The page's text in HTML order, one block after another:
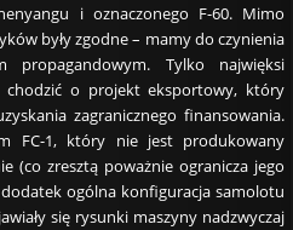
i oznaczonego F-60. Mimo
były zgodne – mamy do czynienia
propagandowym. Tylko najwięksi
chodzić o projekt eksportowy, który
zagranicznego finansowania.
FC-1, który nie jest produkowany
(co zresztą poważnie ogranicza jego
ogólna konfiguracja samolotu
się rysunki maszyny nadzwyczaj